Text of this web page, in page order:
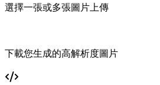
選擇一張或多張圖片上傳
下載您生成的高解析度圖片